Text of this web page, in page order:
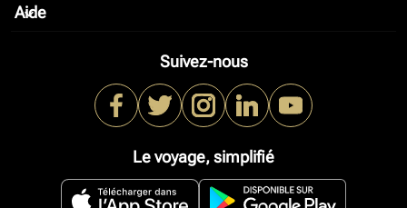
Aide
keyboard_arrow_down
Suivez-nous
Le voyage, simplifié